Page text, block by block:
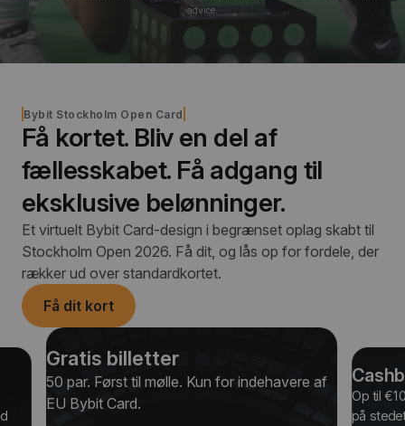
advice.
Bybit Stockholm Open Card
Få kortet. Bliv en del af
fællesskabet. Få adgang til
eksklusive belønninger.
Et virtuelt Bybit Card-design i begrænset oplag skabt til
Stockholm Open 2026. Få dit, og lås op for fordele, der
rækker ud over standardkortet.
Få dit kort
Gratis billetter
50 par. Først til mølle. Kun for indehavere af
EU Bybit Card.
Op til
på